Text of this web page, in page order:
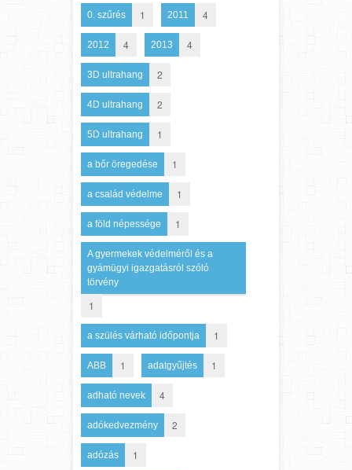
0. szűrés 1 2011 4
2012 4 2013 4
3D ultrahang 2
4D ultrahang 2
5D ultrahang 1
a bőr öregedése 1
a család védelme 1
a föld népessége 1
A gyermekek védelméről és a
gyámügyi igazgatásról szóló
törvény
1
a szülés várható időpontja 1
ABB 1 adatgyűjtés 1
adható nevek 4
adókedvezmény 2
adózás 1